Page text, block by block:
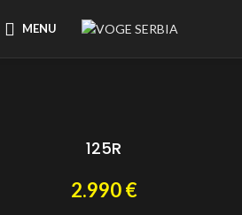
MENU
125R
2.990€